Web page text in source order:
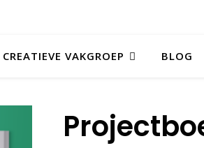
CREATIEVE VAKGROEP BLOG